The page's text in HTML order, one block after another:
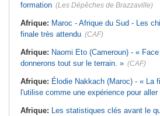
formation (Les Dépêches de Brazzaville)
Afrique: Maroc - Afrique du Sud - Les
finale très attendu (CAF)
Afrique: Naomi Eto (Cameroun) - «
donnerons tout sur le terrain. » (CAF)
Afrique: Élodie Nakkach (Maroc) - « La
l'utilise comme une expérience pour
Afrique: Les statistiques clés avant le